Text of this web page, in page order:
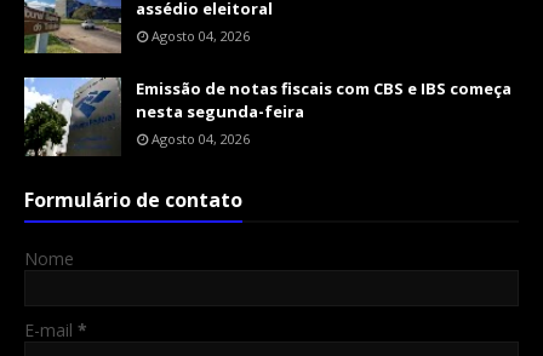
assédio eleitoral
Agosto 04, 2026
Emissão de notas fiscais com CBS e IBS começa
nesta segunda-feira
Agosto 04, 2026
Formulário de contato
Nome
E-mail *